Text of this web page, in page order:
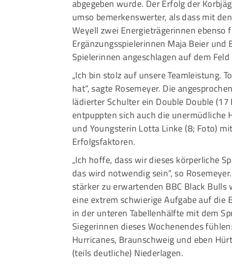
abgegeben wurde. Der Erfolg der
umso bemerkenswerter, als dass mit
Weyell zwei Energieträgerinnen
Ergänzungsspielerinnen Maja Beier
Spielerinnen angeschlagen auf dem
„Ich bin stolz auf unsere Teamleistung.
hat“, sagte Rosemeyer. Die
lädierter Schulter ein Double Double
entpuppten sich auch die unermüdliche
und Youngsterin Lotta Linke (8; Foto)
Erfolgsfaktoren.
„Ich hoffe, dass wir dieses körperliche
das wird notwendig sein“, so
stärker zu erwartenden BBC Black
eine extrem schwierige Aufgabe auf
in der unteren Tabellenhälfte mit dem
Siegerinnen dieses Wochenendes
Hurricanes, Braunschweig und eben
(teils deutliche) Niederlagen.